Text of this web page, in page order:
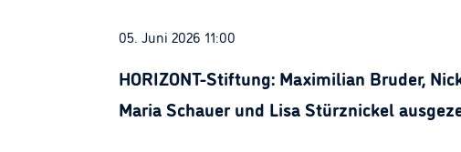
05. Juni 2026 11:00
HORIZONT-Stiftung: Maximilian Bruder,
Maria Schauer und Lisa Stürznickel